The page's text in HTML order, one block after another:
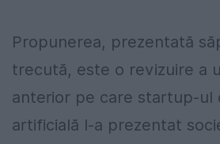
Propunerea, prezentată
trecută, este o revizuire a
anterior pe care startup-ul
artificială l-a prezentat